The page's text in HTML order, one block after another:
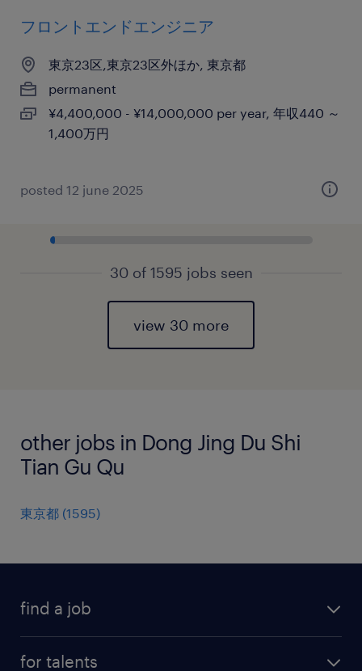
フロントエンドエンジニア
東京23区,東京23区外ほか, 東京都
permanent
¥4,400,000 - ¥14,000,000 per year, 年収440 ～
1,400万円
posted 12 june 2025
30 of 1595 jobs seen
view 30 more
other jobs in Dong Jing Du Shi
Tian Gu Qu
東京都 (1595)
find a job
for talents